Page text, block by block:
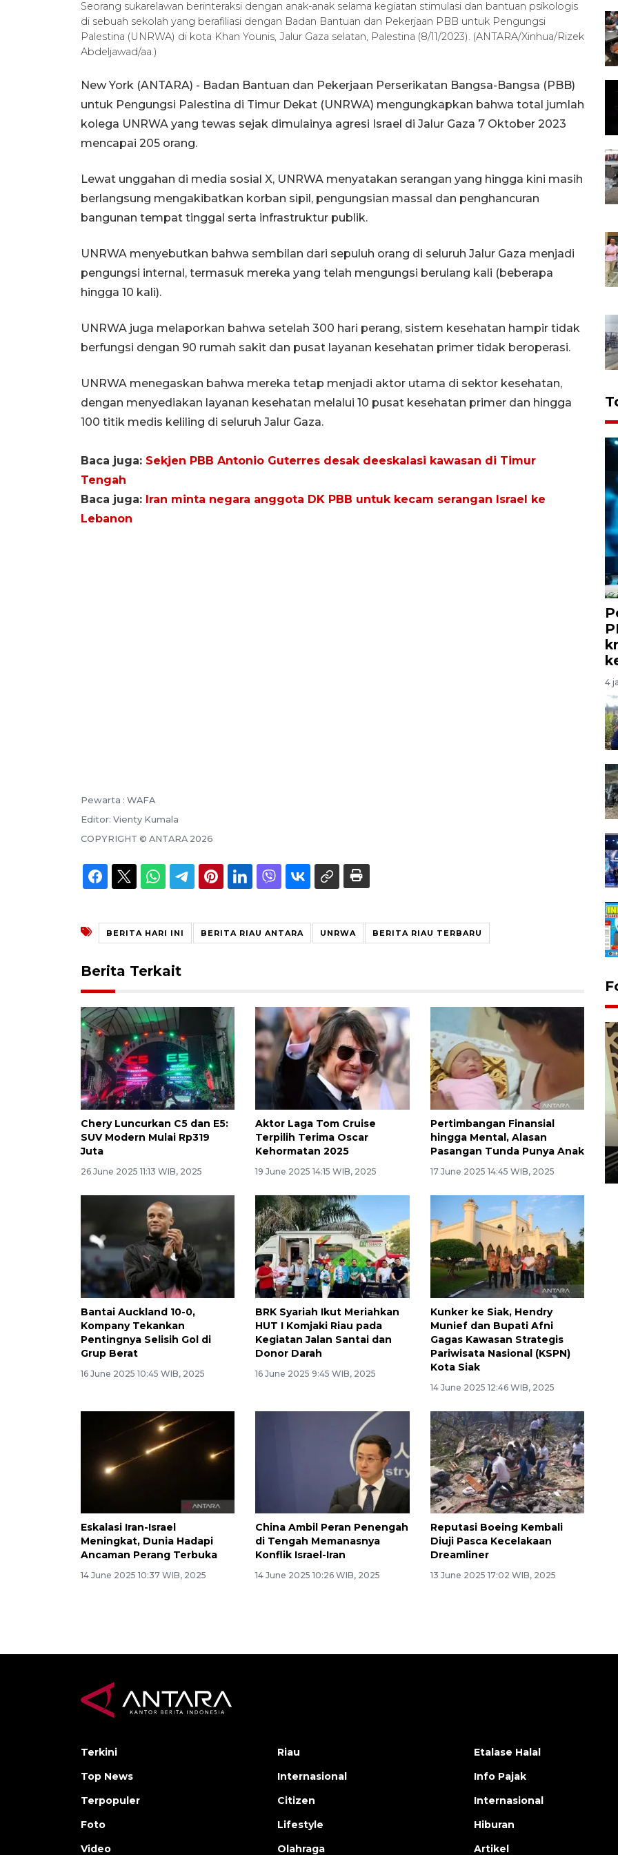
Seorang sukarelawan berinteraksi dengan anak-anak selama kegiatan stimulasi dan bantuan psikologis
di sebuah sekolah yang berafiliasi dengan Badan Bantuan dan Pekerjaan PBB untuk Pengungsi
Palestina (UNRWA) di kota Khan Younis, Jalur Gaza selatan, Palestina (8/11/2023). (ANTARA/Xinhua/Rizek
Abdeljawad/aa.)
New York (ANTARA) - Badan Bantuan dan Pekerjaan Perserikatan Bangsa-Bangsa (PBB)
untuk Pengungsi Palestina di Timur Dekat (UNRWA) mengungkapkan bahwa total jumlah
kolega UNRWA yang tewas sejak dimulainya agresi Israel di Jalur Gaza 7 Oktober 2023
mencapai 205 orang.
Lewat unggahan di media sosial X, UNRWA menyatakan serangan yang hingga kini masih
berlangsung mengakibatkan korban sipil, pengungsian massal dan penghancuran
bangunan tempat tinggal serta infrastruktur publik.
UNRWA menyebutkan bahwa sembilan dari sepuluh orang di seluruh Jalur Gaza menjadi
pengungsi internal, termasuk mereka yang telah mengungsi berulang kali (beberapa
hingga 10 kali).
UNRWA juga melaporkan bahwa setelah 300 hari perang, sistem kesehatan hampir tidak
berfungsi dengan 90 rumah sakit dan pusat layanan kesehatan primer tidak beroperasi.
UNRWA menegaskan bahwa mereka tetap menjadi aktor utama di sektor kesehatan,
dengan menyediakan layanan kesehatan melalui 10 pusat kesehatan primer dan hingga
100 titik medis keliling di seluruh Jalur Gaza.
Baca juga: Sekjen PBB Antonio Guterres desak deeskalasi kawasan di Timur
Tengah
Baca juga: Iran minta negara anggota DK PBB untuk kecam serangan Israel ke
Lebanon
Pewarta : WAFA ​​​​​​​
Editor: Vienty Kumala
COPYRIGHT © ANTARA 2026
BERITA HARI INI BERITA RIAU ANTARA UNRWA BERITA RIAU TERBARU
Berita Terkait
Chery Luncurkan C5 dan E5:
SUV Modern Mulai Rp319
Juta
26 June 2025 11:13 WIB, 2025
Aktor Laga Tom Cruise
Terpilih Terima Oscar
Kehormatan 2025
19 June 2025 14:15 WIB, 2025
Pertimbangan Finansial
hingga Mental, Alasan
Pasangan Tunda Punya Anak
17 June 2025 14:45 WIB, 2025
Bantai Auckland 10-0,
Kompany Tekankan
Pentingnya Selisih Gol di
Grup Berat
16 June 2025 10:45 WIB, 2025
BRK Syariah Ikut Meriahkan
HUT I Komjaki Riau pada
Kegiatan Jalan Santai dan
Donor Darah
16 June 2025 9:45 WIB, 2025
Kunker ke Siak, Hendry
Munief dan Bupati Afni
Gagas Kawasan Strategis
Pariwisata Nasional (KSPN)
Kota Siak
14 June 2025 12:46 WIB, 2025
Eskalasi Iran-Israel
Meningkat, Dunia Hadapi
Ancaman Perang Terbuka
14 June 2025 10:37 WIB, 2025
China Ambil Peran Penengah
di Tengah Memanasnya
Konflik Israel-Iran
14 June 2025 10:26 WIB, 2025
Reputasi Boeing Kembali
Diuji Pasca Kecelakaan
Dreamliner
13 June 2025 17:02 WIB, 2025
4
Penanaman 3000 batang
bakau merah di Dumai
Terkini
Top News
Terpopuler
Foto
Video
Riau
Internasional
Citizen
Lifestyle
Olahraga
Etalase Halal
Info Pajak
Internasional
Hiburan
Artikel